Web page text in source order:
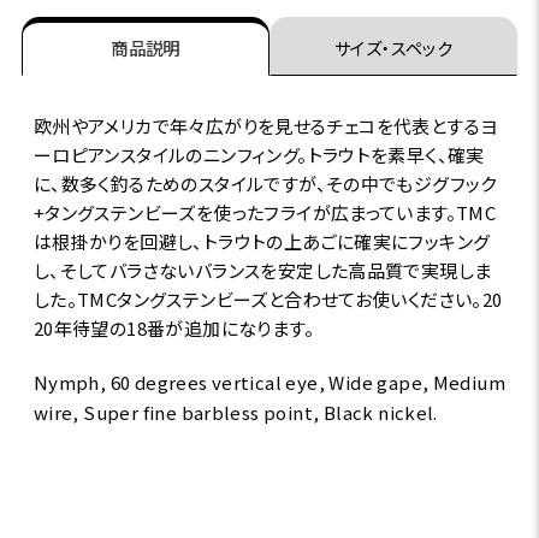
商品説明 サイズ・スペック
欧州やアメリカで年々広がりを見せるチェコを代表とするヨ
ーロピアンスタイルのニンフィング。トラウトを素早く、確実
に、数多く釣るためのスタイルですが、その中でもジグフック
+タングステンビーズを使ったフライが広まっています。TMC
は根掛かりを回避し、トラウトの上あごに確実にフッキング
し、そしてバラさないバランスを安定した高品質で実現しま
した。TMCタングステンビーズと合わせてお使いください。20
20年待望の18番が追加になります。
Nymph, 60 degrees vertical eye, Wide gape, Medium
wire, Super fine barbless point, Black nickel.